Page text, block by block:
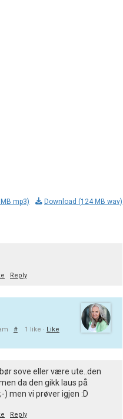
Download (124 MB wav)
mp3)
Reply
# 1 like · Like
sove eller være ute..den
da den gikk laus på
men vi prøver igjen :D
Reply